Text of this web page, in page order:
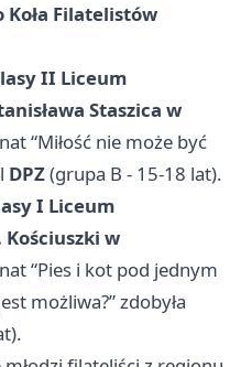
Koła Filatelistów
II Liceum
Staszica w
“Miłość nie może być
DPZ(grupa B - 15-18 lat).
I Liceum
Kościuszki w
“Pies i kot pod jednym
możliwa?” zdobyła